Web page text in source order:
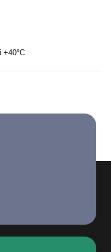
+40°C